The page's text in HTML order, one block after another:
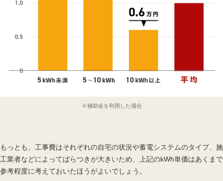
※補助金を利用した場合
もっとも、工事費はそれぞれの自宅の状況や蓄電システムのタイプ、施
工業者などによってばらつきが大きいため、上記のkWh単価はあくまで
参考程度に考えておいたほうがよいでしょう。